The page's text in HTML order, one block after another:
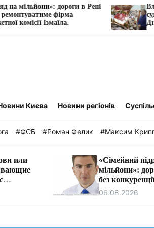
дороги в Рені
фірма
Власника
судитимуть за
Дніпра
Києва Новини регіонів
#ФСБ #Роман Фелик #Максим
или
«Сімейний
мільйони»:
без конкуренції
комісії Ізмаїла.
06.08.2026